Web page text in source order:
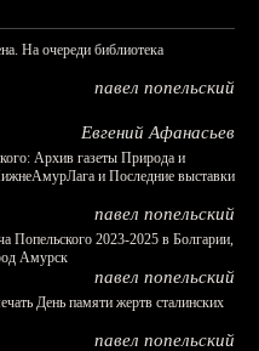
На очереди библиотека
павел попельский
Евгений Афанасьев
Архив газеты Природа и
и Последние выставки
павел попельский
Попельского 2023-2025 в Болгарии,
Амурск
павел попельский
День памяти жертв сталинских
павел попельский